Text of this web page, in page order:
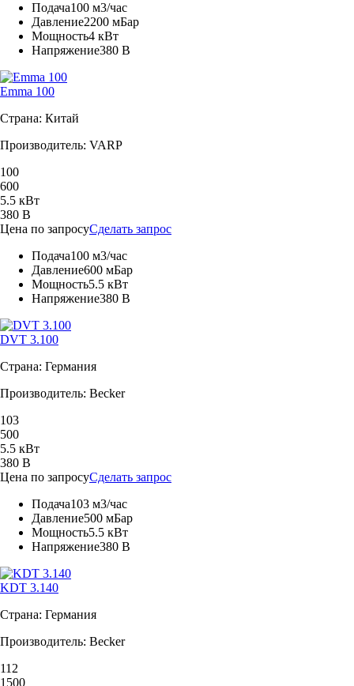
Подача100 м3/час
Давление2200 мБар
Мощность4 кВт
Напряжение380 В
Emma 100
Страна: Китай
Производитель: VARP
100
600
5.5 кВт
380 В
Цена по запросуСделать запрос
Подача100 м3/час
Давление600 мБар
Мощность5.5 кВт
Напряжение380 В
DVT 3.100
Страна: Германия
Производитель: Becker
103
500
5.5 кВт
380 В
Цена по запросуСделать запрос
Подача103 м3/час
Давление500 мБар
Мощность5.5 кВт
Напряжение380 В
KDT 3.140
Страна: Германия
Производитель: Becker
112
1500